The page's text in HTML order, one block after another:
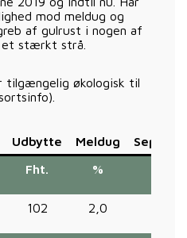
mod meldug og
af gulrust i nogen af
et stærkt strå.
tilgængelig økologisk til
Udbytte Meldug
Septoria
Fht.
%
102 2,0